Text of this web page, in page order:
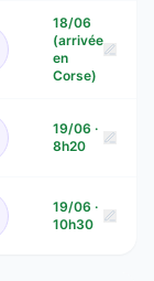
18/06
(arrivée
en
Corse)
19/06 ·
8h20
19/06 ·
10h30